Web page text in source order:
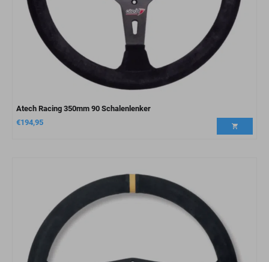
Atech Racing 350mm 90 Schalenlenker
€194,95